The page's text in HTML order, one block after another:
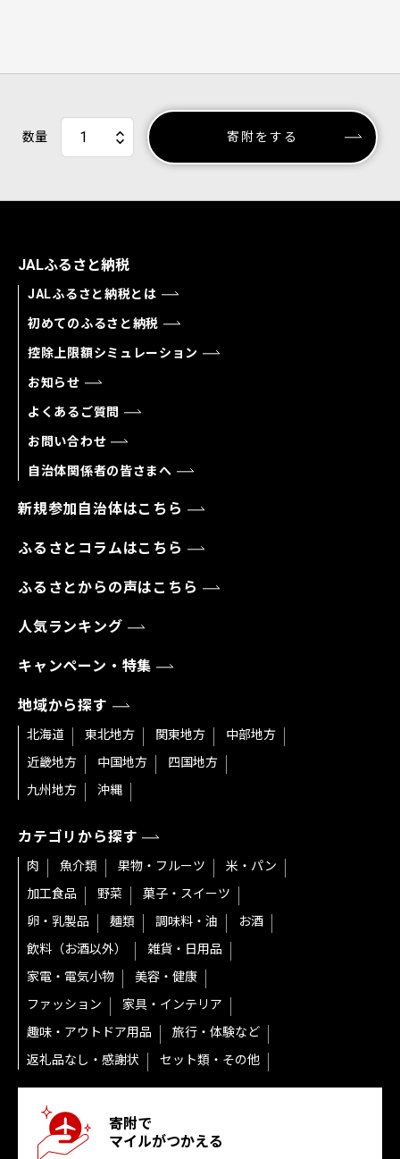
数量 寄附をする
JALふるさと納税
JALふるさと納税とは
初めてのふるさと納税
控除上限額シミュレーション
お知らせ
よくあるご質問
お問い合わせ
自治体関係者の皆さまへ
新規参加自治体はこちら
ふるさとコラムはこちら
ふるさとからの声はこちら
人気ランキング
キャンペーン・特集
地域から探す
北海道 東北地方 関東地方
中部地方
近畿地方
中国地方
四国地方
九州地方
沖縄
カテゴリから探す
肉 魚介類 果物・フルーツ
米・パン
加工食品
野菜
菓子・スイーツ
卵・乳製品
麺類 調味料・油
お酒
飲料（お酒以外）
雑貨・日用品
家電・電気小物
美容・健康
ファッション
家具・インテリア
趣味・アウトドア用品
旅行・体験など
返礼品なし・感謝状
セット類・その他
寄附で
マイルがつかえる